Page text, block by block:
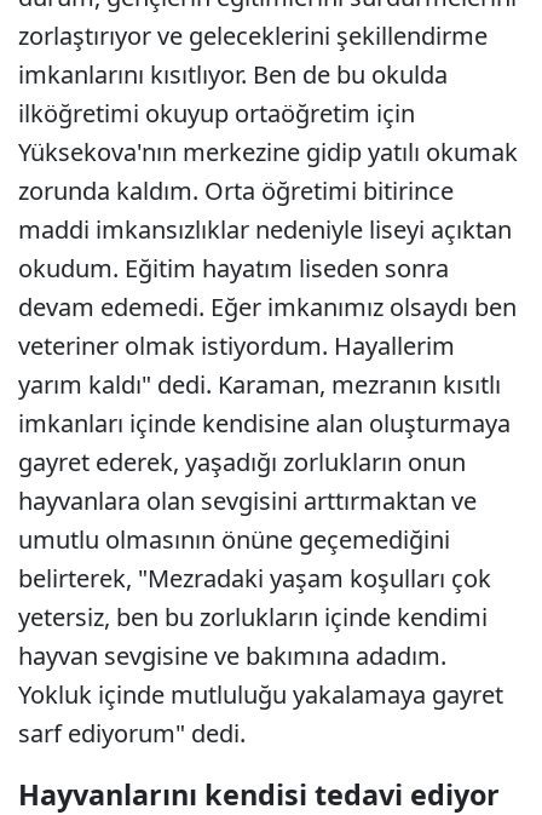
zorlaştırıyor ve geleceklerini şekillendirme
imkanlarını kısıtlıyor. Ben de bu okulda
ilköğretimi okuyup ortaöğretim için
Yüksekova'nın merkezine gidip yatılı okumak
zorunda kaldım. Orta öğretimi bitirince
maddi imkansızlıklar nedeniyle liseyi açıktan
okudum. Eğitim hayatım liseden sonra
devam edemedi. Eğer imkanımız olsaydı ben
veteriner olmak istiyordum. Hayallerim
yarım kaldı" dedi. Karaman, mezranın kısıtlı
imkanları içinde kendisine alan oluşturmaya
gayret ederek, yaşadığı zorlukların onun
hayvanlara olan sevgisini arttırmaktan ve
umutlu olmasının önüne geçemediğini
belirterek, "Mezradaki yaşam koşulları çok
yetersiz, ben bu zorlukların içinde kendimi
hayvan sevgisine ve bakımına adadım.
Yokluk içinde mutluluğu yakalamaya gayret
sarf ediyorum" dedi.
Hayvanlarını kendisi tedavi ediyor